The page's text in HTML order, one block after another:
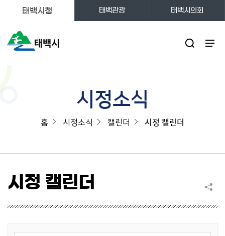
태백시청 태백관광 태백시의회
시정소식
홈 시정소식 캘린더 시정 캘린더
시정 캘린더